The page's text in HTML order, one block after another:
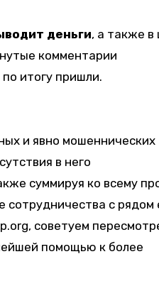
деньги, а также в
комментарии
итогу пришли.
и явно мошеннических
в него
суммируя ко всему
сотрудничества с рядом
советуем
помощью к более